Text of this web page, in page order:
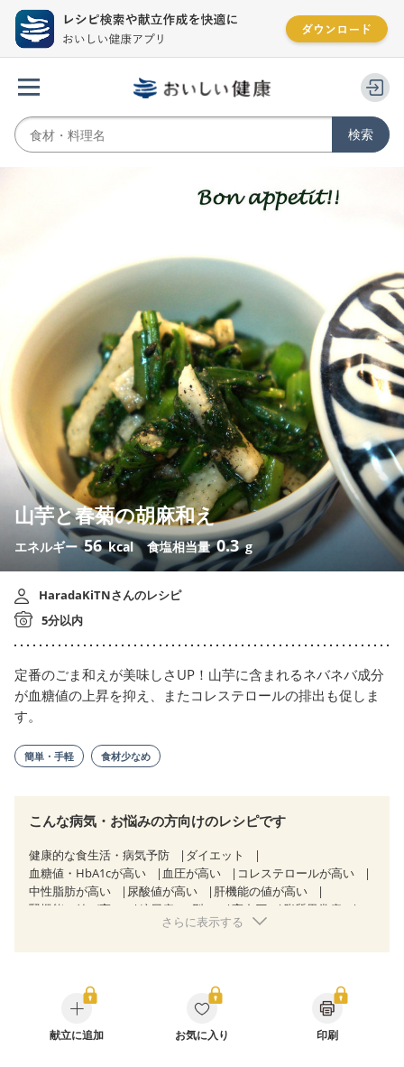
山芋と春菊の胡麻和え
エネルギー56 kcal 食塩相当量0.3 g
HaradaKiTNさんのレシピ
5分以内
定番のごま和えが美味しさUP！山芋に含まれるネバネバ成分
が血糖値の上昇を抑え、またコレステロールの排出も促しま
す。
簡単・手軽 食材少なめ
こんな病気・お悩みの方向けのレシピです
健康的な食生活・病気予防
ダイエット
血糖値・HbA1cが高い
血圧が高い
コレステロールが高い
中性脂肪が高い
尿酸値が高い
肝機能の値が高い
腎機能の値が高い
糖尿病（2型） 高血圧
脂質異常症
狭心症 心筋梗塞
糖尿病性腎症（第１期）
糖尿病性腎症（第２期）
CKD（ステージ１）
CKD（ステージ２）
CKD（ステージ３a）
乳がん（抗がん剤治療中）
さらに表示する
献立に追加 お気に入り 印刷